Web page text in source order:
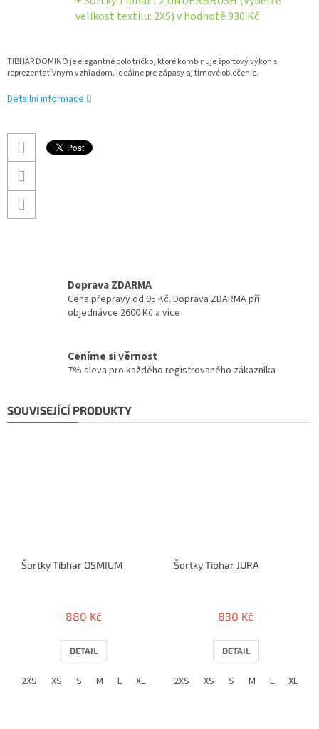
velikost textilu: 2XS)v hodnotě 930 Kč
TIBHAR DOMINO je elegantné polo tričko, ktoré kombinuje športový výkon s
reprezentatívnym vzhľadom. Ideálne pre zápasy aj tímové oblečenie.
Detailní informace
Doprava ZDARMA
Cena přepravy od 95 Kč. Doprava ZDARMA při
objednávce 2600 Kč a více
Ceníme si věrnost
7% sleva pro každého registrovaného zákazníka
SOUVISEJÍCÍ PRODUKTY
Šortky Tibhar OSMIUM
880 Kč
DETAIL
2XS XS S M L XL 3XL 4XL
Šortky Tibhar JURA
830 Kč
DETAIL
2XS XS S M L XL